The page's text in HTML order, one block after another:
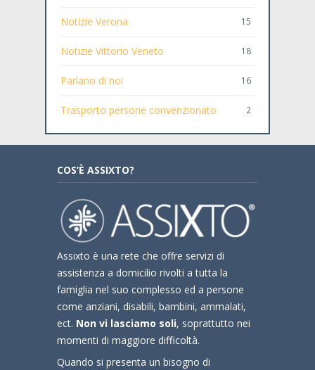
Notizie Verona 15
Notizie Vittorio Veneto 18
Parlano di noi 16
Trasporto persone convenzionato 2
COS’È ASSIXTO?
Assixto è una rete che offre servizi di
assistenza a domicilio rivolti a tutta la
famiglia nel suo complesso ed a persone
come anziani, disabili, bambini, ammalati,
ect. Non vi lasciamo soli, soprattutto nei
momenti di maggiore difficoltà.
Quando si presenta un bisogno di